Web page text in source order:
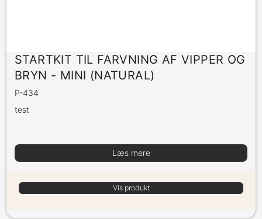
STARTKIT TIL FARVNING AF VIPPER OG
BRYN - MINI (NATURAL)
P-434
test
Læs mere
Vis produkt